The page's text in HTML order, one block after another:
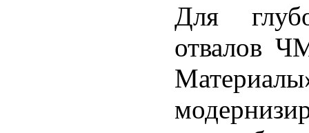
Для
отвалов